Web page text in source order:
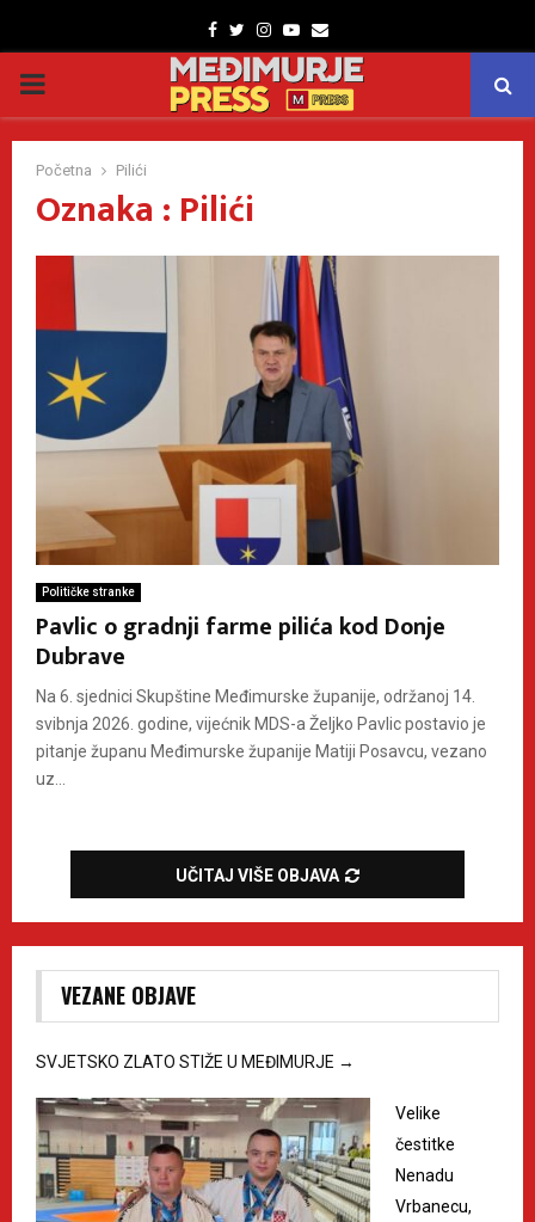
Facebook
TwitterInstagram
Youtube
Email
PRIMARY
MENU
Početna Pilići
Oznaka : Pilići
Političke stranke
Pavlic o gradnji farme pilića kod Donje
Dubrave
Na 6. sjednici Skupštine Međimurske županije, održanoj 14.
svibnja 2026. godine, vijećnik MDS-a Željko Pavlic postavio je
pitanje županu Međimurske županije Matiji Posavcu, vezano
uz...
UČITAJ VIŠE OBJAVA
VEZANE OBJAVE
SVJETSKO ZLATO STIŽE U MEĐIMURJE →
Velike
čestitke
Nenadu
Vrbanecu,